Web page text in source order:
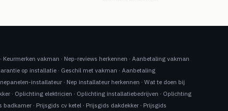
· Keurmerken vakman · Nep-reviews herkennen · Aanbetaling vakman
op installatie · Geschil met vakman · Aanbetaling
installateur · Nep installateur herkennen · Wat te doen bij
· Oplichting elektricien · Oplichting installatiebedrijven · Oplichting
badkamer · Prijsgids cv ketel · Prijsgids dakdekker · Prijsgids